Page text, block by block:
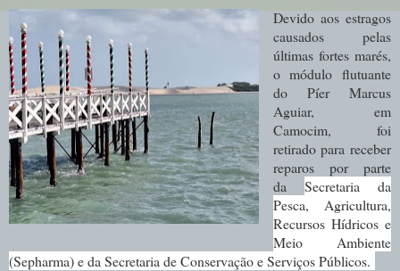
Devido aos estragos
causados pelas
últimas fortes marés,
o módulo flutuante
do Píer Marcus
Aguiar, em
Camocim, foi
retirado para receber
reparos por parte
daSecretaria da
Pesca, Agricultura,
Recursos Hídricos e
Meio Ambiente
(Sepharma) e da Secretaria de Conservação e Serviços Públicos.